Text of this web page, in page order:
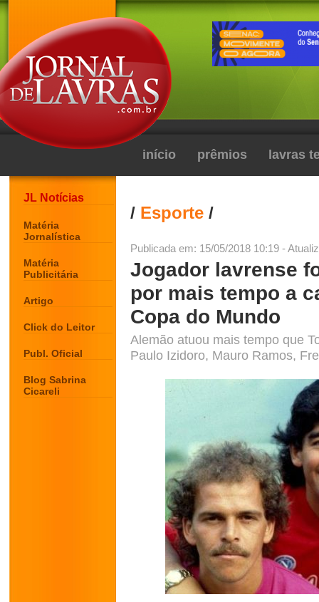
início prêmios lavras
JL Notícias
Matéria
Jornalística
Matéria
Publicitária
Artigo
Click do Leitor
Publ. Oficial
Blog Sabrina
Cicareli
/ Esporte /
Publicada em: 15/05/2018 10:19 -
Jogador lavrense
por mais tempo a
Copa do Mundo
Alemão atuou mais tempo que
Paulo Izidoro, Mauro Ramos,